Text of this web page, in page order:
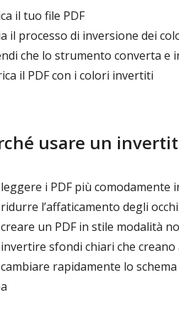
il tuo file PDF
il processo di inversione dei
che lo strumento converta e
il PDF con i colori invertiti
usare un
i PDF più
l’affaticamento degli
un PDF in stile modalità
sfondi chiari che
rapidamente lo